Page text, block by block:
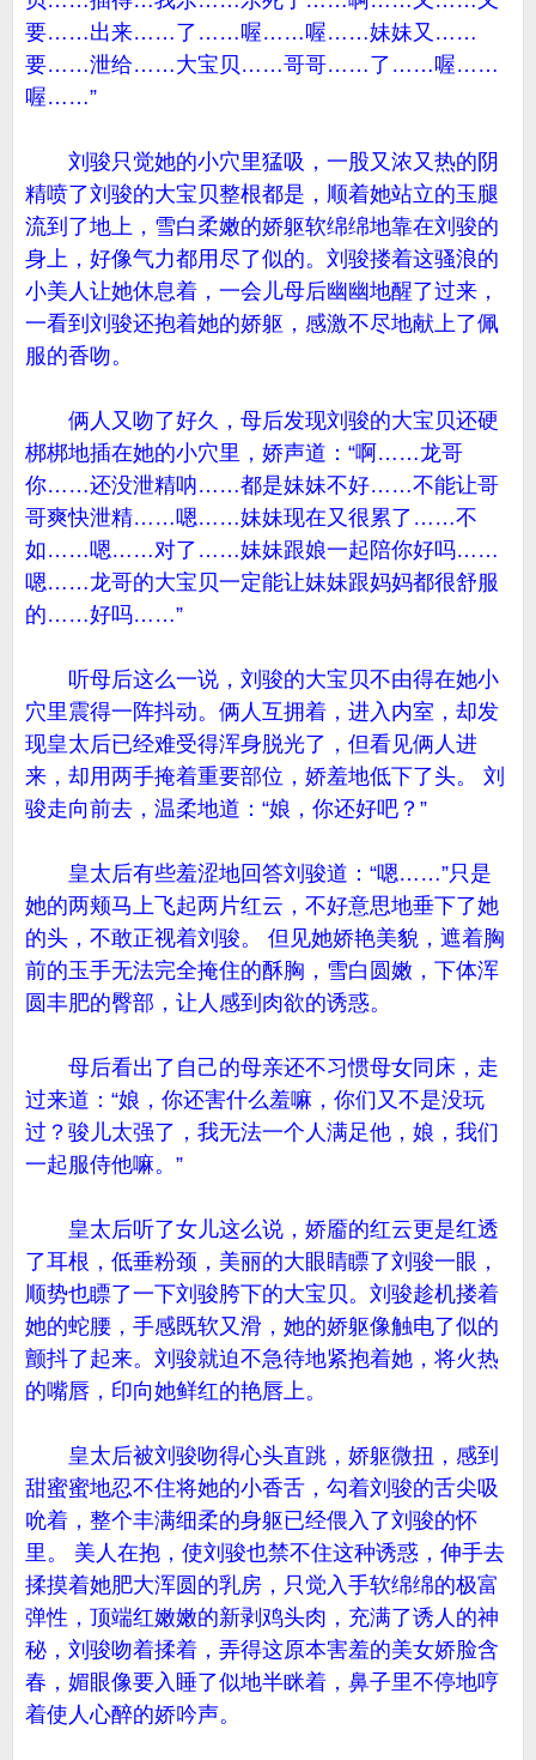
要……出来……了……喔……喔……妹妹又……
要……泄给……大宝贝……哥哥……了……喔……
喔……”
刘骏只觉她的小穴里猛吸，一股又浓又热的阴
精喷了刘骏的大宝贝整根都是，顺着她站立的玉腿
流到了地上，雪白柔嫩的娇躯软绵绵地靠在刘骏的
身上，好像气力都用尽了似的。刘骏搂着这骚浪的
小美人让她休息着，一会儿母后幽幽地醒了过来，
一看到刘骏还抱着她的娇躯，感激不尽地献上了佩
服的香吻。
俩人又吻了好久，母后发现刘骏的大宝贝还硬
梆梆地插在她的小穴里，娇声道：“啊……龙哥
你……还没泄精呐……都是妹妹不好……不能让哥
哥爽快泄精……嗯……妹妹现在又很累了……不
如……嗯……对了……妹妹跟娘一起陪你好吗……
嗯……龙哥的大宝贝一定能让妹妹跟妈妈都很舒服
的……好吗……”
听母后这么一说，刘骏的大宝贝不由得在她小
穴里震得一阵抖动。俩人互拥着，进入内室，却发
现皇太后已经难受得浑身脱光了，但看见俩人进
来，却用两手掩着重要部位，娇羞地低下了头。 刘
骏走向前去，温柔地道：“娘，你还好吧？”
皇太后有些羞涩地回答刘骏道：“嗯……”只是
她的两颊马上飞起两片红云，不好意思地垂下了她
的头，不敢正视着刘骏。 但见她娇艳美貌，遮着胸
前的玉手无法完全掩住的酥胸，雪白圆嫩，下体浑
圆丰肥的臀部，让人感到肉欲的诱惑。
母后看出了自己的母亲还不习惯母女同床，走
过来道：“娘，你还害什么羞嘛，你们又不是没玩
过？骏儿太强了，我无法一个人满足他，娘，我们
一起服侍他嘛。”
皇太后听了女儿这么说，娇靥的红云更是红透
了耳根，低垂粉颈，美丽的大眼睛瞟了刘骏一眼，
顺势也瞟了一下刘骏胯下的大宝贝。刘骏趁机搂着
她的蛇腰，手感既软又滑，她的娇躯像触电了似的
颤抖了起来。刘骏就迫不急待地紧抱着她，将火热
的嘴唇，印向她鲜红的艳唇上。
皇太后被刘骏吻得心头直跳，娇躯微扭，感到
甜蜜蜜地忍不住将她的小香舌，勾着刘骏的舌尖吸
吮着，整个丰满细柔的身躯已经偎入了刘骏的怀
里。 美人在抱，使刘骏也禁不住这种诱惑，伸手去
揉摸着她肥大浑圆的乳房，只觉入手软绵绵的极富
弹性，顶端红嫩嫩的新剥鸡头肉，充满了诱人的神
秘，刘骏吻着揉着，弄得这原本害羞的美女娇脸含
春，媚眼像要入睡了似地半眯着，鼻子里不停地哼
着使人心醉的娇吟声。